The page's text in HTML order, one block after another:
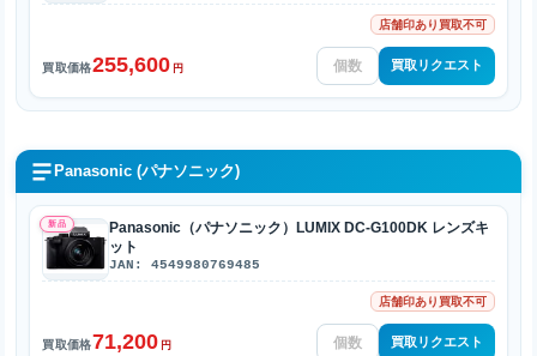
店舗印あり買取不可
買取価格255,600 円 買取リクエスト
Panasonic (パナソニック)
新品
Panasonic（パナソニック）LUMIX DC-G100DK レンズキ
ット
JAN: 4549980769485
店舗印あり買取不可
買取価格71,200 円 買取リクエスト